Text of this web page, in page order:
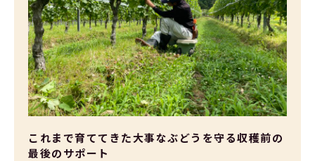
これまで育ててきた大事なぶどうを守る収穫前の
最後のサポート